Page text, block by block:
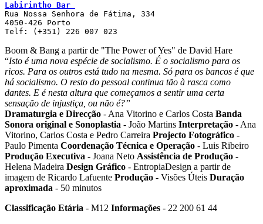
Labirintho Bar
Rua Nossa Senhora de Fátima, 334
4050-426 Porto
Telf:
(+351) 226 007 023
Boom & Bang a partir de "The Power of Yes" de David Hare
“Isto é uma nova espécie de socialismo. É o socialismo para os
ricos. Para os outros está tudo na mesma. Só para os bancos é que
há socialismo. O resto do pessoal continua tão à rasca como
dantes. E é nesta altura que começamos a sentir uma certa
sensação de injustiça, ou não é?”
Dramaturgia e Direcção - Ana Vitorino e Carlos Costa Banda
Sonora original e Sonoplastia - João Martins Interpretação - Ana
Vitorino, Carlos Costa e Pedro Carreira Projecto Fotográfico -
Paulo Pimenta Coordenação Técnica e Operação - Luis Ribeiro
Produção Executiva - Joana Neto Assistência de Produção -
Helena Madeira Design Gráfico - EntropiaDesign a partir de
imagem de Ricardo Lafuente Produção - Visões Úteis Duração
aproximada - 50 minutos
Classificação Etária - M12 Informações - 22 200 61 44